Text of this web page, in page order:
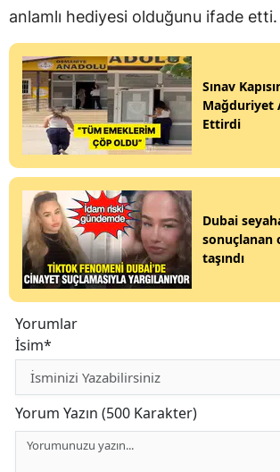
anlamlı hediyesi olduğunu ifade etti.
Sınav
Mağduriyet
Ettirdi
Dubai
sonuçlanan
taşındı
Yorumlar
İsim*
Yorum Yazın (500 Karakter)